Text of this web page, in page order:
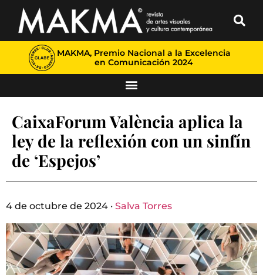
MAKMA, Premio Nacional a la Excelencia
en Comunicación 2024
CaixaForum València aplica la
ley de la reflexión con un sinfín
de ‘Espejos’
4 de octubre de 2024 · Salva Torres